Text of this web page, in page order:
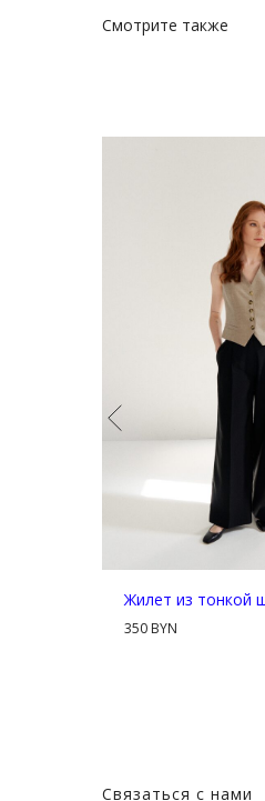
Смотрите также
Жилет из тонкой
350 BYN
Связаться с нами